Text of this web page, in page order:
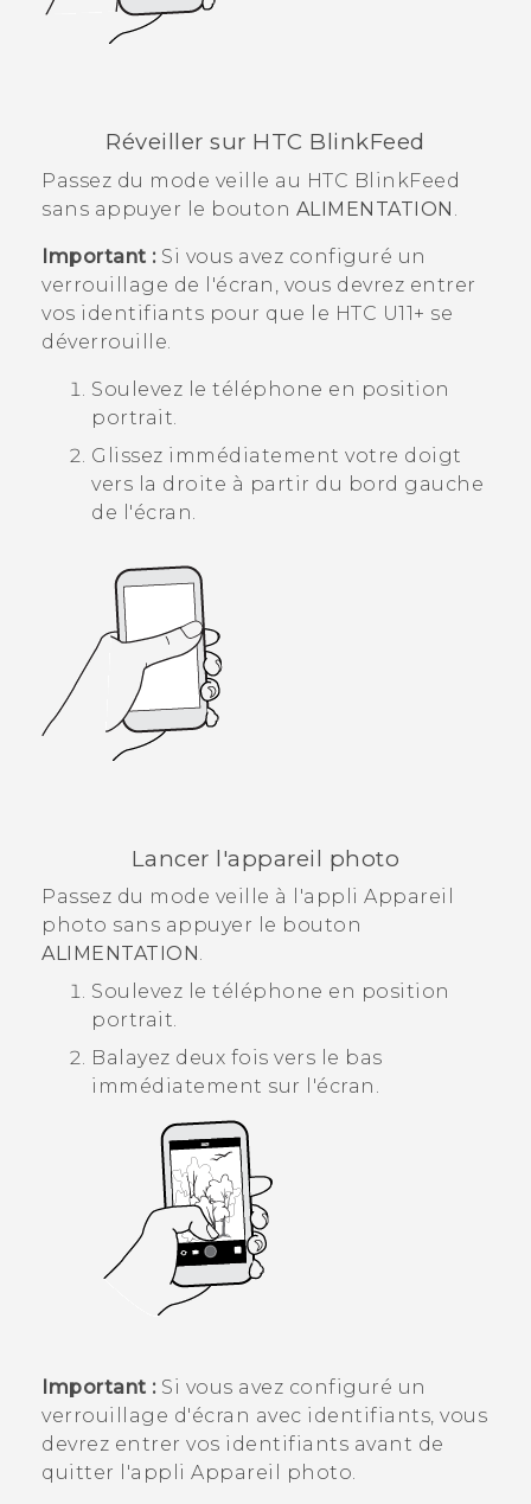
Réveiller sur HTC BlinkFeed
Passez du mode veille au HTC BlinkFeed
sans appuyer le bouton ALIMENTATION
Important :Si vous avez configuré un
verrouillage de l'écran, vous devrez entrer
vos identifiants pour que le HTC U11‍+ se
déverrouille.
Soulevez le téléphone en position
portrait.
Glissez immédiatement votre doigt
vers la droite à partir du bord gauche
de l'écran.
Lancer l'appareil photo
Passez du mode veille à l'appli Appareil
photo sans appuyer le bouton
ALIMENTATION .
Soulevez le téléphone en position
portrait.
Balayez deux fois vers le bas
immédiatement sur l'écran.
Important :Si vous avez configuré un
verrouillage d'écran avec identifiants, vous
devrez entrer vos identifiants avant de
quitter l'appli Appareil photo.